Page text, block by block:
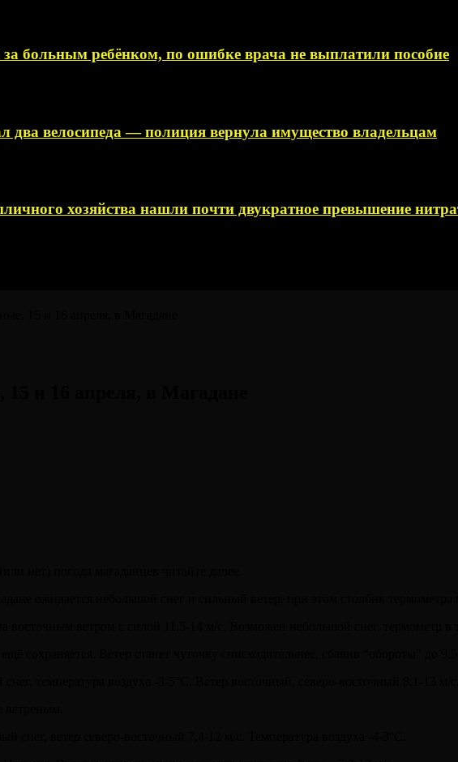
больным ребёнком, по ошибке врача не выплатили пособие
два велосипеда — полиция вернула имущество владельцам
хозяйства нашли почти двукратное превышение